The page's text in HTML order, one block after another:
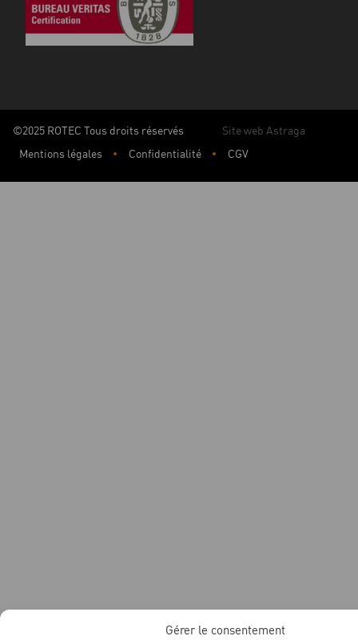
Gérer le consentement
©2025 ROTEC Tous droits réservés
Site web Astraga
Mentions légales
Confidentialité CGV